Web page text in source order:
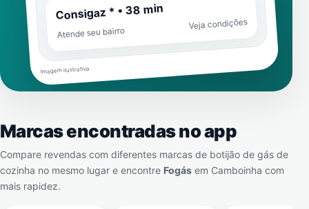
Consigaz * • 38 min
Atende seu bairro
Veja condições
Imagem ilustrativa
Marcas encontradas no app
Compare revendas com diferentes marcas de botijão de gás de
cozinha no mesmo lugar e encontre Fogás em Camboinha com
mais rapidez.